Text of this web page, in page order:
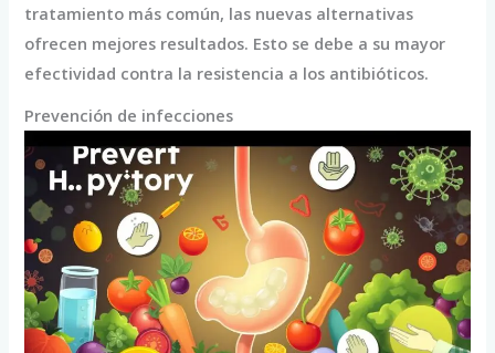
tratamiento más común, las nuevas alternativas
ofrecen mejores resultados. Esto se debe a su mayor
efectividad contra la resistencia a los antibióticos.
Prevención de infecciones